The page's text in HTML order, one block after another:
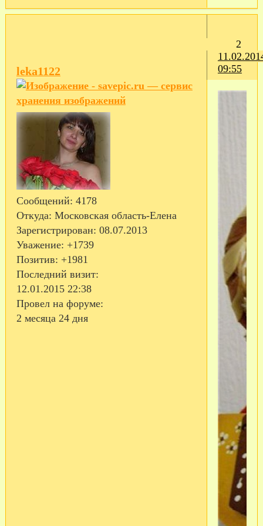
2
09:55
leka1122
Сообщений: 4178
Откуда: Московская область-Елена
Зарегистрирован: 08.07.2013
Уважение: +1739
Позитив: +1981
Последний визит:
12.01.2015 22:38
Провел на форуме:
2 месяца 24 дня